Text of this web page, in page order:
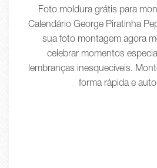
Foto moldura grátis para
Calendário George Piratinha
sua foto montagem agora
celebrar momentos
lembranças inesquecíveis.
forma rápida e